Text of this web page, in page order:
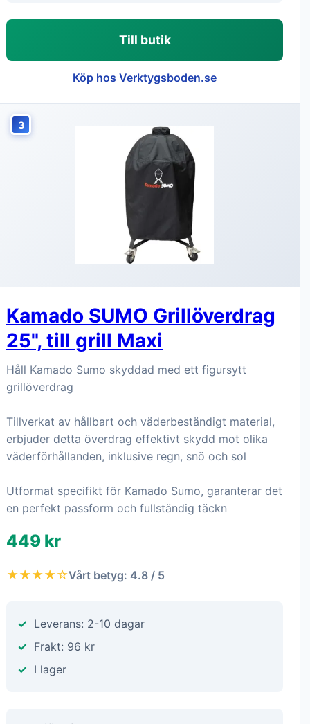
Till butik
Köp hos Verktygsboden.se
3
Kamado SUMO Grillöverdrag
25", till grill Maxi
Håll Kamado Sumo skyddad med ett figursytt
grillöverdrag
Tillverkat av hållbart och väderbeständigt material,
erbjuder detta överdrag effektivt skydd mot olika
väderförhållanden, inklusive regn, snö och sol
Utformat specifikt för Kamado Sumo, garanterar det
en perfekt passform och fullständig täckn
449 kr
★★★★☆Vårt betyg: 4.8 / 5
Leverans: 2-10 dagar
Frakt: 96 kr
I lager